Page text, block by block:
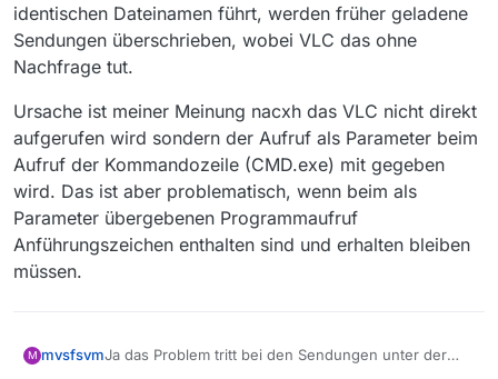
identischen Dateinamen führt, werden früher geladene
Sendungen überschrieben, wobei VLC das ohne
Nachfrage tut.
Ursache ist meiner Meinung nacxh das VLC nicht direkt
aufgerufen wird sondern der Aufruf als Parameter beim
Aufruf der Kommandozeile (CMD.exe) mit gegeben
wird. Das ist aber problematisch, wenn beim als
Parameter übergebenen Programmaufruf
Anführungszeichen enthalten sind und erhalten bleiben
müssen.
M mvsfsvmJa das Problem tritt bei den Sendungen unter der